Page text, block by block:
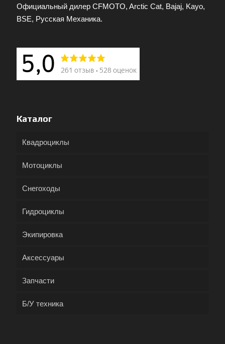
Официальный дилер CFMOTO, Arctic Cat, Bajaj, Kayo,
BSE, Русская Механика.
Каталог
Квадроциклы
Мотоциклы
Снегоходы
Гидроциклы
Экипировка
Аксессуары
Запчасти
Б/У техника